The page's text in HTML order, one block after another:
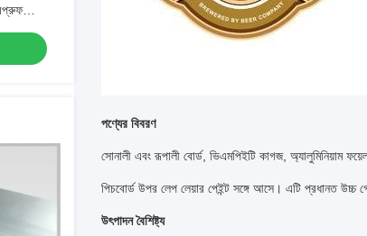
পণ্যের বিবরণ
সোনালী এবং রূপালী বোর্ড, ভিএমপিইটি কাগজ, অ্যালুমিনিয়াম
পিচবোর্ড উপর লেপ লেয়ার পেইন্ট সঙ্গে আসে। এটি প্রধানত উচ্চ
উৎপাদন বৈশিষ্ট্য